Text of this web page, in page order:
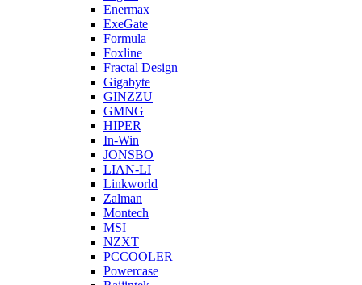
Enermax
ExeGate
Formula
Foxline
Fractal Design
Gigabyte
GINZZU
GMNG
HIPER
In-Win
JONSBO
LIAN-LI
Linkworld
Zalman
Montech
MSI
NZXT
PCCOOLER
Powercase